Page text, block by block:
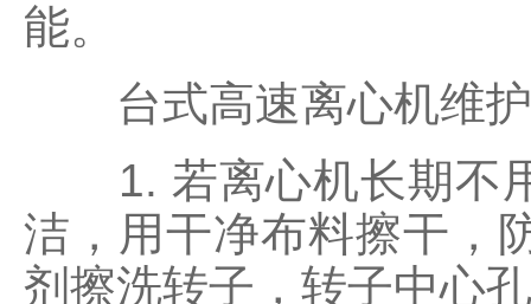
能。
台式高速离心机维护
1. 若离心机长期不用
洁，用干净布料擦干，
剂擦洗转子，转子中心